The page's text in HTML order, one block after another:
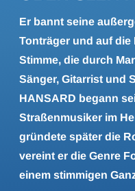
Er bannt seine
Tonträger und auf die
Stimme, die durch
Sänger, Gitarrist und
HANSARD begann
Straßenmusiker im
gründete später die
vereint er die Genre
einem stimmigen